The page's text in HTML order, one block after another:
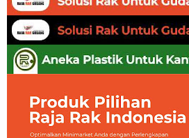
Artikel Retail & Logistik